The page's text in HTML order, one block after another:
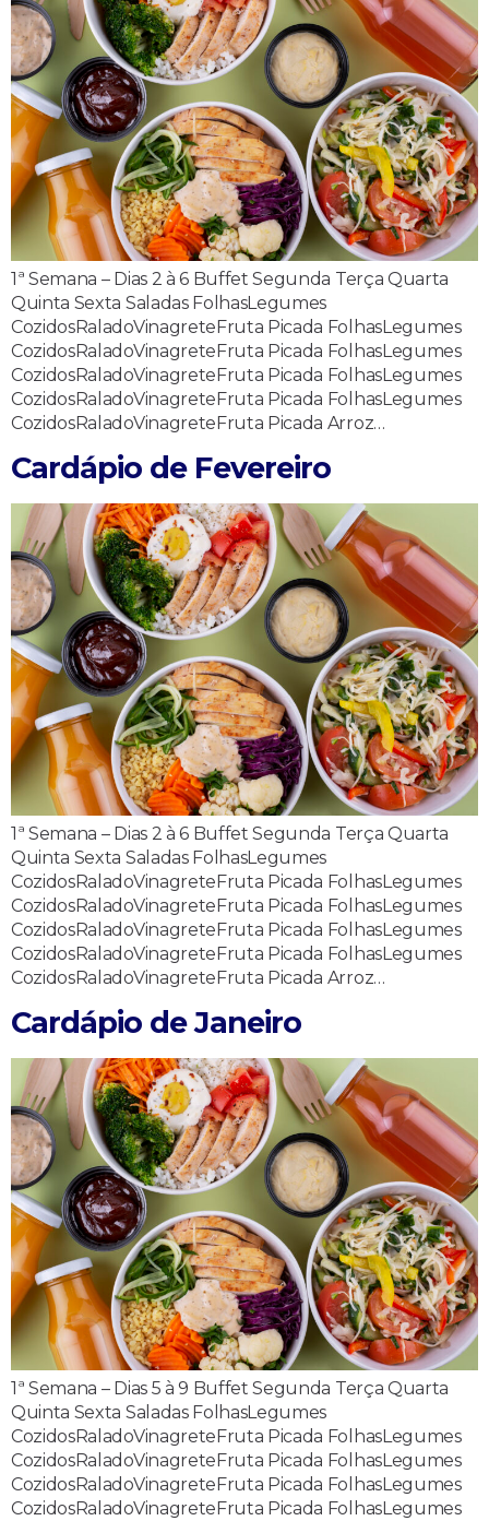
1ª Semana – Dias 2 à 6 Buffet Segunda Terça Quarta
Quinta Sexta Saladas FolhasLegumes
CozidosRaladoVinagreteFruta Picada FolhasLegumes
CozidosRaladoVinagreteFruta Picada FolhasLegumes
CozidosRaladoVinagreteFruta Picada FolhasLegumes
CozidosRaladoVinagreteFruta Picada FolhasLegumes
CozidosRaladoVinagreteFruta Picada Arroz…
Cardápio de Fevereiro
1ª Semana – Dias 2 à 6 Buffet Segunda Terça Quarta
Quinta Sexta Saladas FolhasLegumes
CozidosRaladoVinagreteFruta Picada FolhasLegumes
CozidosRaladoVinagreteFruta Picada FolhasLegumes
CozidosRaladoVinagreteFruta Picada FolhasLegumes
CozidosRaladoVinagreteFruta Picada FolhasLegumes
CozidosRaladoVinagreteFruta Picada Arroz…
Cardápio de Janeiro
1ª Semana – Dias 5 à 9 Buffet Segunda Terça Quarta
Quinta Sexta Saladas FolhasLegumes
CozidosRaladoVinagreteFruta Picada FolhasLegumes
CozidosRaladoVinagreteFruta Picada FolhasLegumes
CozidosRaladoVinagreteFruta Picada FolhasLegumes
CozidosRaladoVinagreteFruta Picada FolhasLegumes